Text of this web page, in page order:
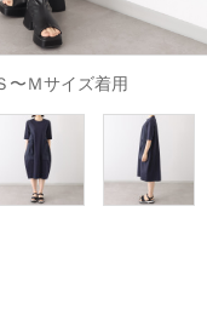
〜Ｍサイズ着用